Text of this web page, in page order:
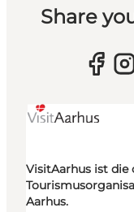
Share
VisitAarhus ist die
Aarhus.